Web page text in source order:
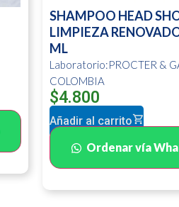
SHAMPOO HEAD
LIMPIEZA
ML
Laboratorio:PROCTER &
COLOMBIA
$4.800
Añadir al carrito
Ordenar vía